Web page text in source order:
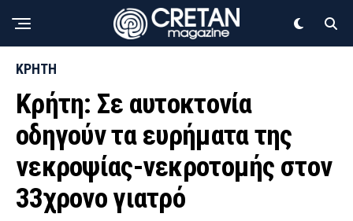
ΚΡΗΤΗ
Κρήτη: Σε αυτοκτονία
οδηγούν τα ευρήματα της
νεκροψίας-νεκροτομής στον
33χρονο γιατρό